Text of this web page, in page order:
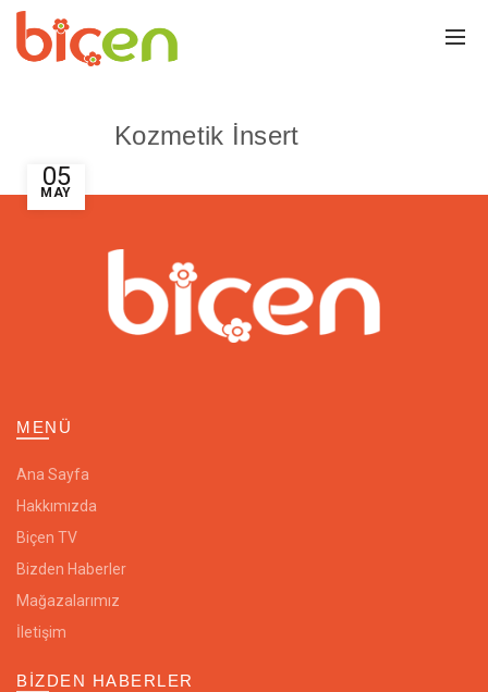
05
MAY
Kozmetik İnsert
MENÜ
Ana Sayfa
Hakkımızda
Biçen TV
Bizden Haberler
Mağazalarımız
İletişim
BIZDEN HABERLER